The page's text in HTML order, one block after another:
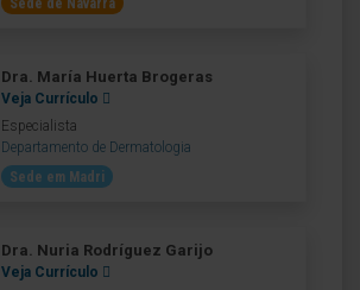
Sede de Navarra
Dra. María Huerta Brogeras
Veja Currículo
Especialista
Departamento de Dermatologia
Sede em Madri
Dra. Nuria Rodríguez Garijo
Veja Currículo